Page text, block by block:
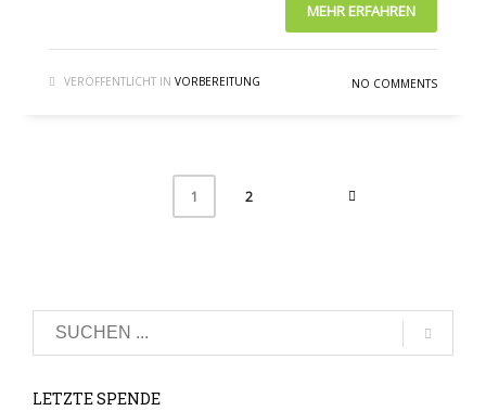
MEHR ERFAHREN
VERÖFFENTLICHT IN VORBEREITUNG NO COMMENTS
1 2
LETZTE SPENDE